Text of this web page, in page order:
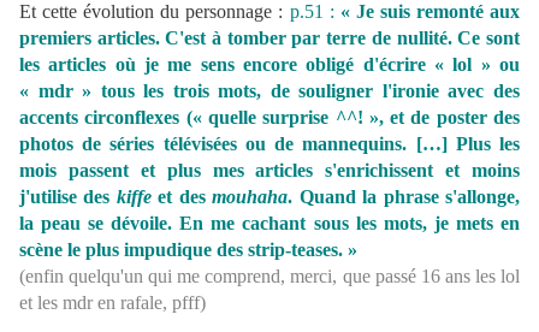
Et cette évolution du personnage : p.51 : « Je suis remonté aux
premiers articles. C'est à tomber par terre de nullité. Ce sont
les articles où je me sens encore obligé d'écrire « lol » ou
« mdr » tous les trois mots, de souligner l'ironie avec des
accents circonflexes (« quelle surprise ^^! », et de poster des
photos de séries télévisées ou de mannequins. […] Plus les
mois passent et plus mes articles s'enrichissent et moins
j'utilise des kiffe et des mouhaha. Quand la phrase s'allonge,
la peau se dévoile. En me cachant sous les mots, je mets en
scène le plus impudique des strip-teases. »
(enfin quelqu'un qui me comprend, merci, que passé 16 ans les lol
et les mdr en rafale, pfff)